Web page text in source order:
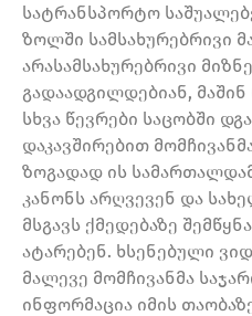
სატრანსპორტო
ზოლში სამსახურებრივი
არასამსახურებრივი
გადაადგილდებიან,
სხვა წევრები საცობში
დაკავშირებით
ზოგადად ის
კანონს არღვევენ და
მსგავს ქმედებაზე
ატარებენ. ხსენებული
მალევე მომჩივანმა
ინფორმაცია იმის